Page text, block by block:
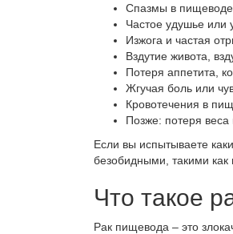
Спазмы в
Частое удушье или
Изжога и частая
Вздутие живота,
Потеря аппетита,
Жгучая боль или
Кровотечения в
Позже: потеря веса
Если вы испытываете
безобидными, такими
Что такое
Рак пищевода – это